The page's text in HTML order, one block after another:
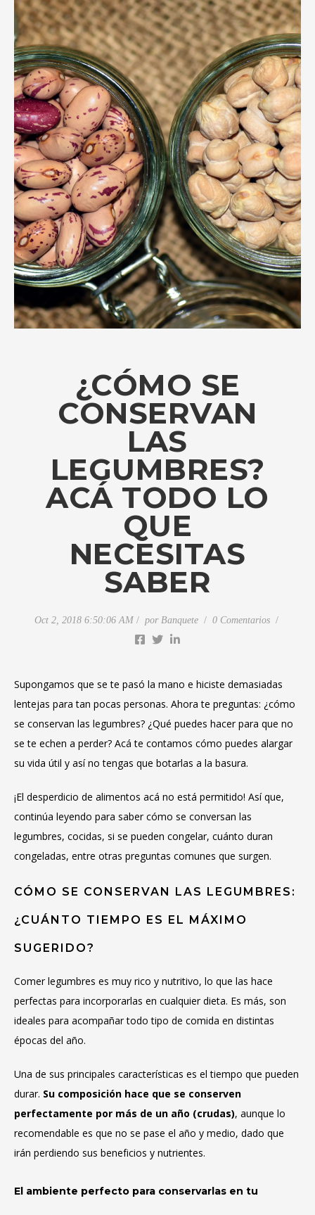
¿CÓMO SE
CONSERVAN
LAS
LEGUMBRES?
ACÁ TODO LO
QUE
NECESITAS
SABER
Oct 2, 2018 6:50:06 AM por Banquete 0 Comentarios
Supongamos que se te pasó la mano e hiciste demasiadas
lentejas para tan pocas personas. Ahora te preguntas: ¿cómo
se conservan las legumbres? ¿Qué puedes hacer para que no
se te echen a perder? Acá te contamos cómo puedes alargar
su vida útil y así no tengas que botarlas a la basura.
¡El desperdicio de alimentos acá no está permitido! Así que,
continúa leyendo para saber cómo se conversan las
legumbres, cocidas, si se pueden congelar, cuánto duran
congeladas, entre otras preguntas comunes que surgen.
CÓMO SE CONSERVAN LAS LEGUMBRES:
¿CUÁNTO TIEMPO ES EL MÁXIMO
SUGERIDO?
Comer legumbres es muy rico y nutritivo, lo que las hace
perfectas para incorporarlas en cualquier dieta. Es más, son
ideales para acompañar todo tipo de comida en distintas
épocas del año.
Una de sus principales características es el tiempo que pueden
durar. Su composición hace que se conserven
perfectamente por más de un año (crudas), aunque lo
recomendable es que no se pase el año y medio, dado que
irán perdiendo sus beneficios y nutrientes.
El ambiente perfecto para conservarlas en tu